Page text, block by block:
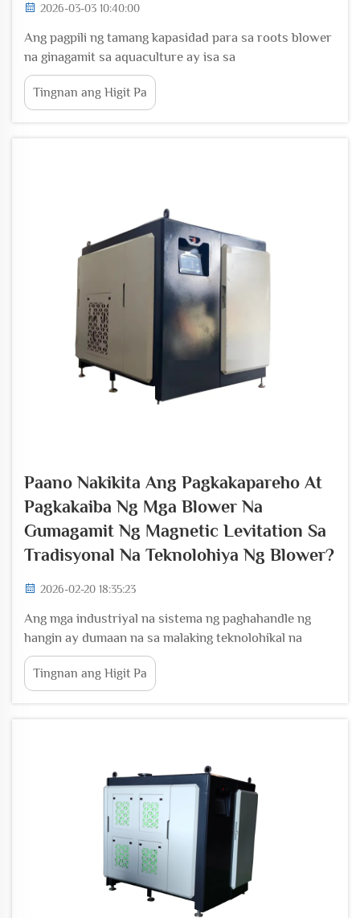
2026-03-03 10:40:00
Ang pagpili ng tamang kapasidad para sa roots blower
na ginagamit sa aquaculture ay isa sa
pinakamahalagang desisyon sa pagdidisenyo ng isang
epektibong sistema ng aeration para sa pangingisda.
Ang maling pagpili ng kapasidad ay maaaring magdulot
Tingnan ang Higit Pa
Paano Nakikita Ang Pagkakapareho At
Pagkakaiba Ng Mga Blower Na
Gumagamit Ng Magnetic Levitation Sa
Tradisyonal Na Teknolohiya Ng Blower?
2026-02-20 18:35:23
Ang mga industriyal na sistema ng paghahandle ng
hangin ay dumaan na sa malaking teknolohikal na
ebolusyon, kung saan ang mga blower na gumagamit
ng magnetic levitation ay sumulpot bilang isang
rebolusyonaryong alternatibo sa tradisyonal na
Tingnan ang Higit Pa